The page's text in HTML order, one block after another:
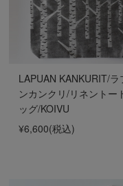
LAPUAN KANKURIT/ラ
ンカンクリ/リネントー
ッグ/KOIVU
¥6,600(税込)